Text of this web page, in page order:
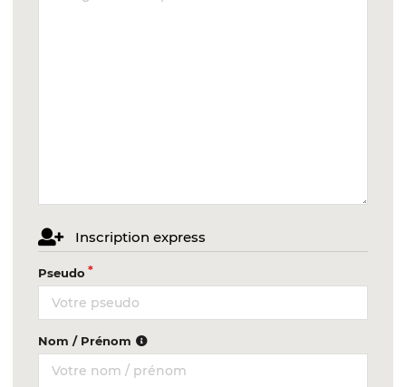
Inscription express
Pseudo
Nom / Prénom